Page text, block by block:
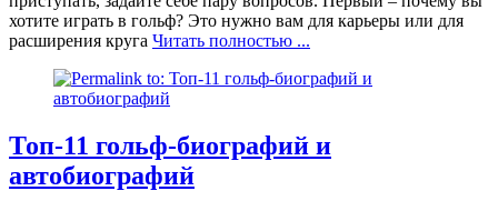
хотите играть в гольф? Это нужно вам для карьеры или для
расширения круга Читать полностью ...
Топ-11 гольф-биографий и
автобиографий